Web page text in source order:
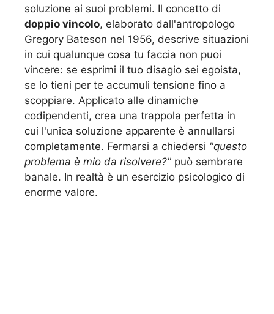
soluzione ai suoi problemi. Il concetto di
doppio vincolo, elaborato dall'antropologo
Gregory Bateson nel 1956, descrive situazioni
in cui qualunque cosa tu faccia non puoi
vincere: se esprimi il tuo disagio sei egoista,
se lo tieni per te accumuli tensione fino a
scoppiare. Applicato alle dinamiche
codipendenti, crea una trappola perfetta in
cui l'unica soluzione apparente è annullarsi
completamente. Fermarsi a chiedersi "questo
problema è mio da risolvere?" può sembrare
banale. In realtà è un esercizio psicologico di
enorme valore.